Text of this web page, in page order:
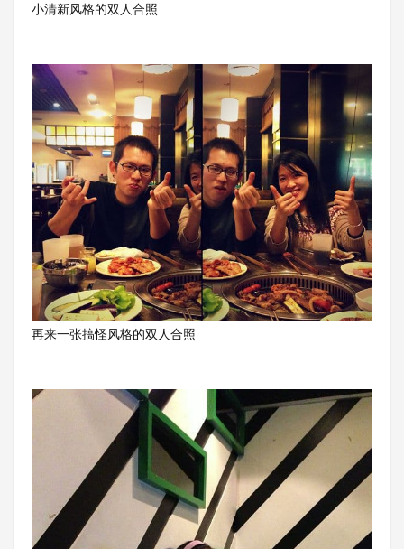
小清新风格的双人合照
再来一张搞怪风格的双人合照